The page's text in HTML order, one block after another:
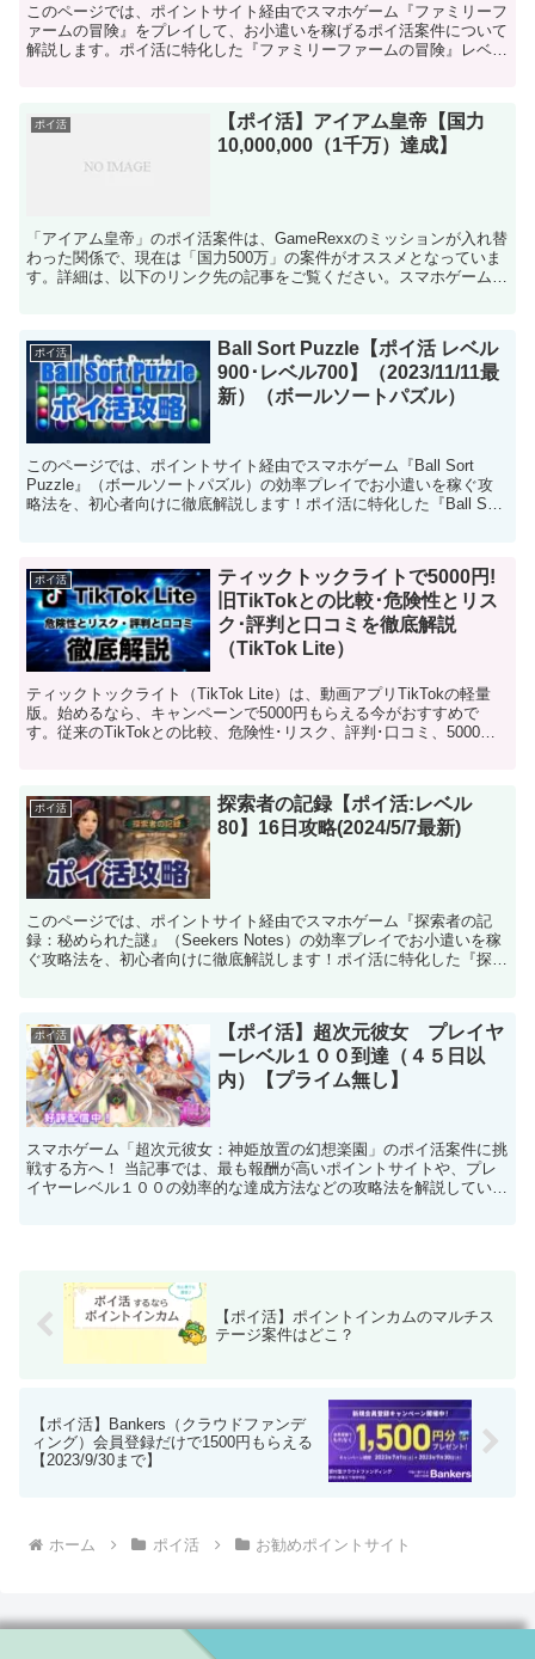
このページでは、ポイントサイト経由でスマホゲーム『ファミリーフ
ァームの冒険』をプレイして、お小遣いを稼げるポイ活案件について
解説します。ポイ活に特化した『ファミリーファームの冒険』レベル
ポイ活
【ポイ活】アイアム皇帝【国力
10,000,000（1千万）達成】
「アイアム皇帝」のポイ活案件は、GameRexxのミッションが入れ替
わった関係で、現在は「国力500万」の案件がオススメとなっていま
す。詳細は、以下のリンク先の記事をご覧ください。スマホゲーム
ポイ活
Ball Sort Puzzle【ポイ活 レベル
900･レベル700】（2023/11/11最
新）（ボールソートパズル）
このページでは、ポイントサイト経由でスマホゲーム『Ball Sort
Puzzle』（ボールソートパズル）の効率プレイでお小遣いを稼ぐ攻
略法を、初心者向けに徹底解説します！ポイ活に特化した『Ball Sort
ポイ活
ティックトックライトで5000円!
旧TikTokとの比較･危険性とリス
ク･評判と口コミを徹底解説
（TikTok Lite）
ティックトックライト（TikTok Lite）は、動画アプリTikTokの軽量
版。始めるなら、キャンペーンで5000円もらえる今がおすすめで
す。従来のTikTokとの比較、危険性･リスク、評判･口コミ、5000円
ポイ活
探索者の記録【ポイ活:レベル
80】16日攻略(2024/5/7最新)
このページでは、ポイントサイト経由でスマホゲーム『探索者の記
録：秘められた謎』（Seekers Notes）の効率プレイでお小遣いを稼
ぐ攻略法を、初心者向けに徹底解説します！ポイ活に特化した『探索
ポイ活
【ポイ活】超次元彼女 プレイヤ
ーレベル１００到達（４５日以
内）【プライム無し】
スマホゲーム「超次元彼女：神姫放置の幻想楽園」のポイ活案件に挑
戦する方へ！ 当記事では、最も報酬が高いポイントサイトや、プレ
イヤーレベル１００の効率的な達成方法などの攻略法を解説していま
【ポイ活】ポイントインカムのマルチス
テージ案件はどこ？
【ポイ活】Bankers（クラウドファンデ
ィング）会員登録だけで1500円もらえる
【2023/9/30まで】
ホーム ポイ活 お勧めポイントサイト